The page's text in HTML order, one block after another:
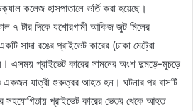
কলেজ হাসপাতালে ভর্তি করা হয়েছে।
৭ টার দিকে যশোরগামী আকিজ জুট মিলের
সাদা রঙের প্রাইভেট কারের (ঢাকা মেট্রো
এসময় প্রাইভেট কারের সামনের অংশ দুমড়ে-মুচড়ে
একজন যাত্রী গুরুত্বর আহত হন। ঘটনার পর বাসটি
সহযোগিতায় প্রাইভেট কারের ভেতর থেকে আহত